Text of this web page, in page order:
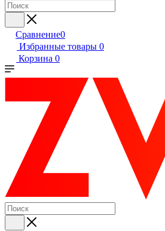
Сравнение0
Избранные товары 0
Корзина 0